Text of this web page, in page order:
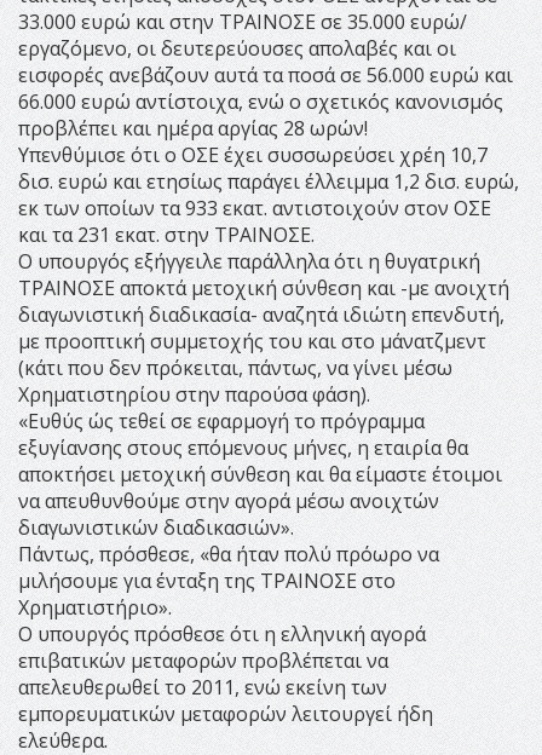
33.000 ευρώ και στην ΤΡΑΙΝΟΣΕ σε 35.000 ευρώ/
εργαζόμενο, οι δευτερεύουσες απολαβές και οι
εισφορές ανεβάζουν αυτά τα ποσά σε 56.000 ευρώ και
66.000 ευρώ αντίστοιχα, ενώ ο σχετικός κανονισμός
προβλέπει και ημέρα αργίας 28 ωρών!
Υπενθύμισε ότι ο ΟΣΕ έχει συσσωρεύσει χρέη 10,7
δισ. ευρώ και ετησίως παράγει έλλειμμα 1,2 δισ. ευρώ,
εκ των οποίων τα 933 εκατ. αντιστοιχούν στον ΟΣΕ
και τα 231 εκατ. στην ΤΡΑΙΝΟΣΕ.
Ο υπουργός εξήγγειλε παράλληλα ότι η θυγατρική
ΤΡΑΙΝΟΣΕ αποκτά μετοχική σύνθεση και -με ανοιχτή
διαγωνιστική διαδικασία- αναζητά ιδιώτη επενδυτή,
με προοπτική συμμετοχής του και στο μάνατζμεντ
(κάτι που δεν πρόκειται, πάντως, να γίνει μέσω
Χρηματιστηρίου στην παρούσα φάση).
«Ευθύς ώς τεθεί σε εφαρμογή το πρόγραμμα
εξυγίανσης στους επόμενους μήνες, η εταιρία θα
αποκτήσει μετοχική σύνθεση και θα είμαστε έτοιμοι
να απευθυνθούμε στην αγορά μέσω ανοιχτών
διαγωνιστικών διαδικασιών».
Πάντως, πρόσθεσε, «θα ήταν πολύ πρόωρο να
μιλήσουμε για ένταξη της ΤΡΑΙΝΟΣΕ στο
Χρηματιστήριο».
Ο υπουργός πρόσθεσε ότι η ελληνική αγορά
επιβατικών μεταφορών προβλέπεται να
απελευθερωθεί το 2011, ενώ εκείνη των
εμπορευματικών μεταφορών λειτουργεί ήδη
ελεύθερα.